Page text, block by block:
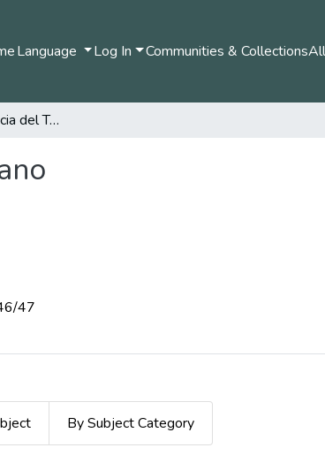
Language Log In Communities & Collections
Maestria en Gerencia del Talento Humano
47
By Subject Category